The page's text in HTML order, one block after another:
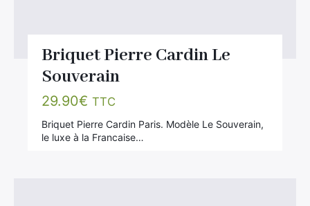
Briquet Pierre Cardin Le
Souverain
29.90€ TTC
Briquet Pierre Cardin Paris. Modèle Le Souverain,
le luxe à la Francaise…